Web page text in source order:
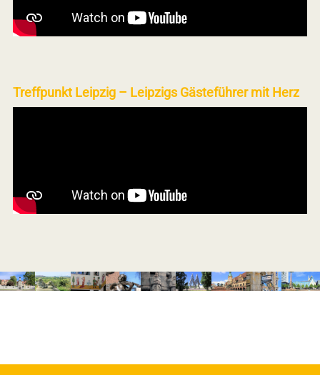
Treffpunkt Leipzig – Leipzigs Gästeführer mit Herz